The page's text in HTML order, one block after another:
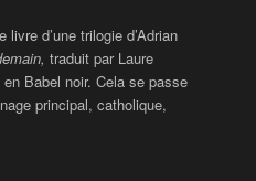
livre d’une trilogie d’Adrian
traduit par Laure
Babel noir. Cela se passe
principal, catholique,